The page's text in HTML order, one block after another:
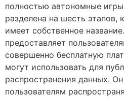
полностью автономные
разделена на шесть этапов,
имеет собственное
предоставляет
совершенно бесплатную
могут использовать для
распространения данных.
пользователям